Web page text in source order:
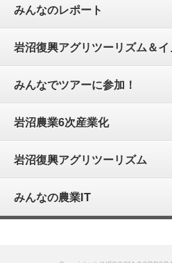
みんなのレポート
岩沼復興アグリツーリズム＆
みんなでツアーに参加！
岩沼農業6次産業化
岩沼復興アグリツーリズム
みんなの農業IT